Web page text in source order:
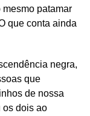
patamar
que conta ainda
negra,
que
de nossa
os dois ao